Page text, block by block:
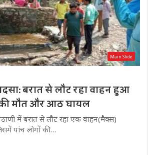
Main Slide
बरात से लौट रहा वाहन हुआ
की मौत और आठ घायल
पैठाणी में बरात से लौट रहा एक वाहन(मैक्स)
पांच लोगों की…